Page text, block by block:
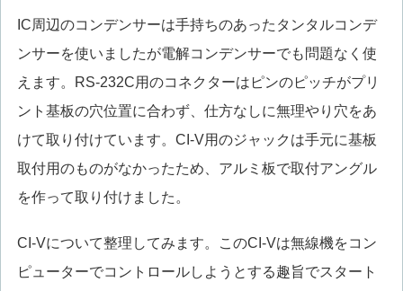
IC周辺のコンデンサーは手持ちのあったタンタルコンデ
ンサーを使いましたが電解コンデンサーでも問題なく使
えます。RS-232C用のコネクターはピンのピッチがプリ
ント基板の穴位置に合わず、仕方なしに無理やり穴をあ
けて取り付けています。CI-V用のジャックは手元に基板
取付用のものがなかったため、アルミ板で取付アングル
を作って取り付けました。
CI-Vについて整理してみます。このCI-Vは無線機をコン
ピューターでコントロールしようとする趣旨でスタート